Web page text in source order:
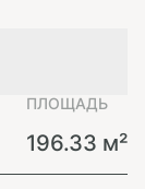
ПЛОЩАДЬ
196.33 м²